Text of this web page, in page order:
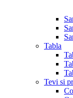
Tabla
Tevi si